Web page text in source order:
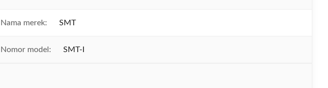
Nama merek: SMT
Nomor model: SMT-I